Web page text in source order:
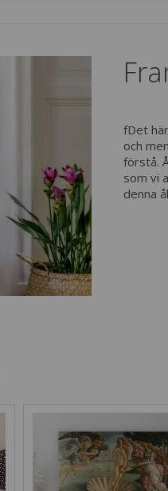
fDet
och
förstå.
som vi
denna